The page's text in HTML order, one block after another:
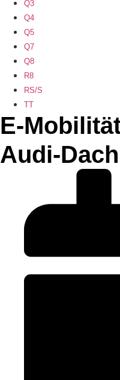
Q3
Q4
Q5
Q7
Q8
R8
RS/S
TT
E-
Audi-Dach